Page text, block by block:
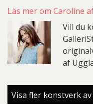
Läs mer om Caroline
Vill du
af
Visa fler konstverk